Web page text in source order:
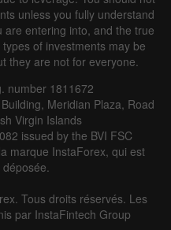
unless you fully understand
entering into, and the true
of investments may be
they are not for everyone.
number 1811672
Meridian Plaza, Road
Virgin Islands
issued by the BVI FSC
marque InstaForex, qui est
Tous droits réservés. Les
par InstaFintech Group